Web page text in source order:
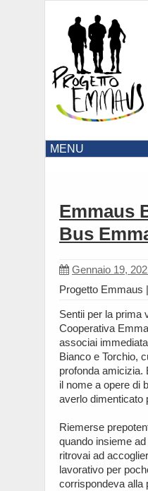
Emmaus
Bus
Gennaio 19,
Progetto Emmaus |
Sentii per la prima
Cooperativa
associai
Bianco e Torchio,
profonda amicizia.
il nome a opere di
averlo dimenticato
Riemerse
quando insieme
ritrovai ad
lavorativo per
corrispondeva alla